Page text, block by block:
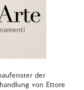
der
von Ettore